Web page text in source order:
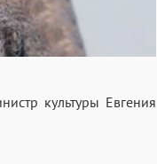
культуры Евгения